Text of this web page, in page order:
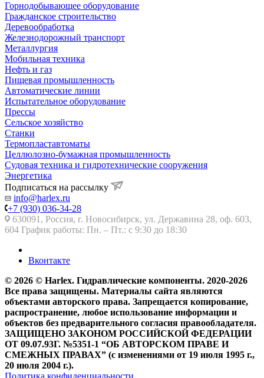
Горнодобывающее оборудование
Гражданское строительство
Деревообработка
Железнодорожный транспорт
Металлургия
Мобильная техника
Нефть и газ
Пищевая промышленность
Автоматические линии
Испытательное оборудование
Прессы
Сельское хозяйство
Станки
Термопластавтоматы
Целлюлозно-бумажная промышленность
Судовая техника и гидротехнические сооружения
Энергетика
Подписаться на рассылку
info@harlex.ru
+7 (930) 036-34-28
630091, Россия, г. Новосибирск, ул. Державина 28, оф. 603,
604 График работы: Пн. – Пт.: с 9:30 до 18:30
Вконтакте
© 2026 © Harlex. Гидравлические компоненты. 2020-2026
Все права защищены. Материалы сайта являются
объектами авторского права. Запрещается копирование,
распространение, любое использование информации и
объектов без предварительного согласия правообладателя.
ЗАЩИЩЕНО ЗАКОНОМ РОССИЙСКОЙ ФЕДЕРАЦИИ
ОТ 09.07.93Г. №5351-1 “ОБ АВТОРСКОМ ПРАВЕ И
СМЕЖНЫХ ПРАВАХ” (с изменениями от 19 июля 1995 г.,
20 июля 2004 г.).